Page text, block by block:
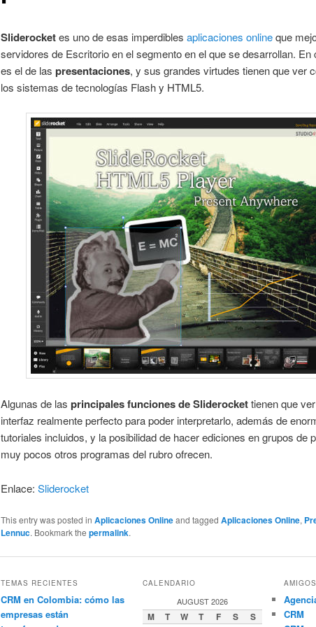
Sliderocketes uno de esas imperdiblesaplicaciones onlineque
servidores de Escritorio en el segmento en el que se desarrollan.
es el de laspresentaciones, y sus grandes virtudes tienen que ver
los sistemas de tecnologías Flash y HTML5.
Algunas de lasprincipales funciones de Sliderockettienen que
interfaz realmente perfecto para poder interpretarlo, además de
tutoriales incluidos, y la posibilidad de hacer ediciones en grupos de
muy pocos otros programas del rubro ofrecen.
Enlace:Sliderocket
This entry was posted inAplicaciones Onlineand taggedAplicaciones Online,
Lennuc. Bookmark thepermalink.
TEMAS RECIENTES
CRM en Colombia: cómo las
empresas están
CALENDARIO
AUGUST 2026
M T W T F S S
AMIGOS
CRM